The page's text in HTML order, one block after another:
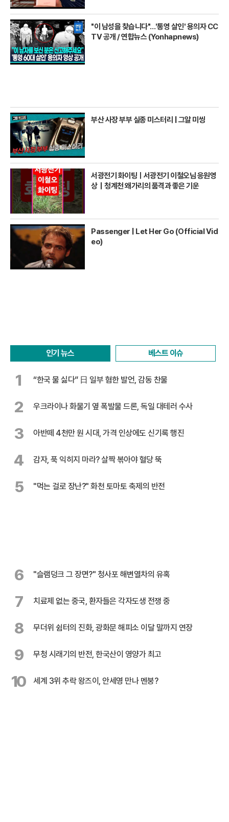
"이 남성을 찾습니다"…'통영 살인' 용의자 CC
TV 공개 / 연합뉴스 (Yonhapnews)
부산 사장 부부 실종 미스터리 | 그알 미씽
서광전기 화이팅ㅣ서광전기 이철오님 응원영
상｜청계천 왜가리의 품격과 좋은 기운
Passenger | Let Her Go (Official Vid
eo)
인기 뉴스 베스트 이슈
1 “한국 물 싫다” 日 일부 혐한 발언, 감동 찬물
2 우크라이나 화물기 옆 폭발물 드론, 독일 대테러 수사
3 아반떼 4천만 원 시대, 가격 인상에도 신기록 행진
4 감자, 푹 익히지 마라? 살짝 볶아야 혈당 뚝
5 "먹는 걸로 장난?" 화천 토마토 축제의 반전
6 "슬램덩크 그 장면?" 청사포 해변열차의 유혹
7 치료제 없는 중국, 환자들은 각자도생 전쟁 중
8 무더위 쉼터의 진화, 광화문 해피소 이달 말까지 연장
9 무청 시래기의 반전, 한국산이 영양가 최고
10 세계 3위 추락 왕즈이, 안세영 만나 멘붕?